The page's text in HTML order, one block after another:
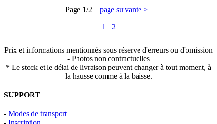
Page 1/2 page suivante >
1 - 2
Prix et informations mentionnés sous réserve d'erreurs ou d'omission
- Photos non contractuelles
* Le stock et le délai de livraison peuvent changer à tout moment, à
la hausse comme à la baisse.
SUPPORT
- Modes de transport